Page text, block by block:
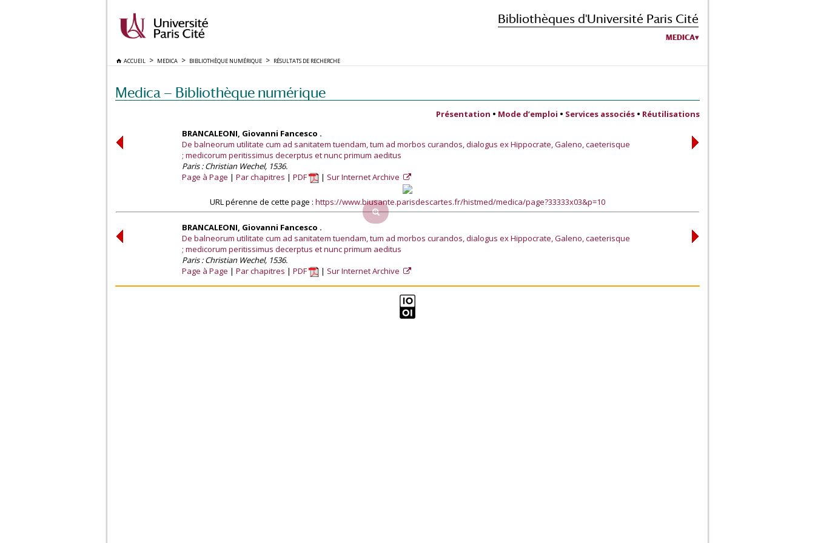
Bibliothèques d'Université Paris Cité
MEDICA
ACCUEIL MEDICA BIBLIOTHÈQUE NUMÉRIQUE RÉSULTATS DE RECHERCHE
Medica — Bibliothèque numérique
Présentation • Mode d’emploi • Services associés • Réutilisations
BRANCALEONI, Giovanni Fancesco .
De balneorum utilitate cum ad sanitatem tuendam, tum ad morbos curandos, dialogus ex Hippocrate, Galeno, caeterisque
; medicorum peritissimus decerptus et nunc primum aeditus
Paris : Christian Wechel, 1536.
Page à Page
Par chapitres PDF Sur Internet Archive
URL pérenne de cette page : https://www.biusante.parisdescartes.fr/histmed/medica/page?33333x03&p=10
BRANCALEONI, Giovanni Fancesco .
De balneorum utilitate cum ad sanitatem tuendam, tum ad morbos curandos, dialogus ex Hippocrate, Galeno, caeterisque
; medicorum peritissimus decerptus et nunc primum aeditus
Paris : Christian Wechel, 1536.
Page à Page
Par chapitres PDF Sur Internet Archive